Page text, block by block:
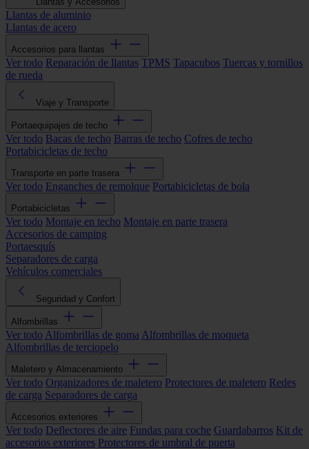
Llantas de aluminio
Llantas de acero
Accesorios para llantas
Ver todo Reparación de llantas TPMS Tapacubos Tuercas y tornillos
de rueda
Viaje y Transporte
Portaequipajes de techo
Ver todo Bacas de techo Barras de techo Cofres de techo
Portabicicletas de techo
Transporte en parte trasera
Ver todo Enganches de remolque Portabicicletas de bola
Portabicicletas
Ver todo Montaje en techo Montaje en parte trasera
Accesorios de camping
Portaesquís
Separadores de carga
Vehículos comerciales
Seguridad y Confort
Alfombrillas
Ver todo Alfombrillas de goma Alfombrillas de moqueta
Alfombrillas de terciopelo
Maletero y Almacenamiento
Ver todo Organizadores de maletero Protectores de maletero Redes
de carga Separadores de carga
Accesorios exteriores
Ver todo Deflectores de aire Fundas para coche Guardabarros Kit de
accesorios exteriores Protectores de umbral de puerta